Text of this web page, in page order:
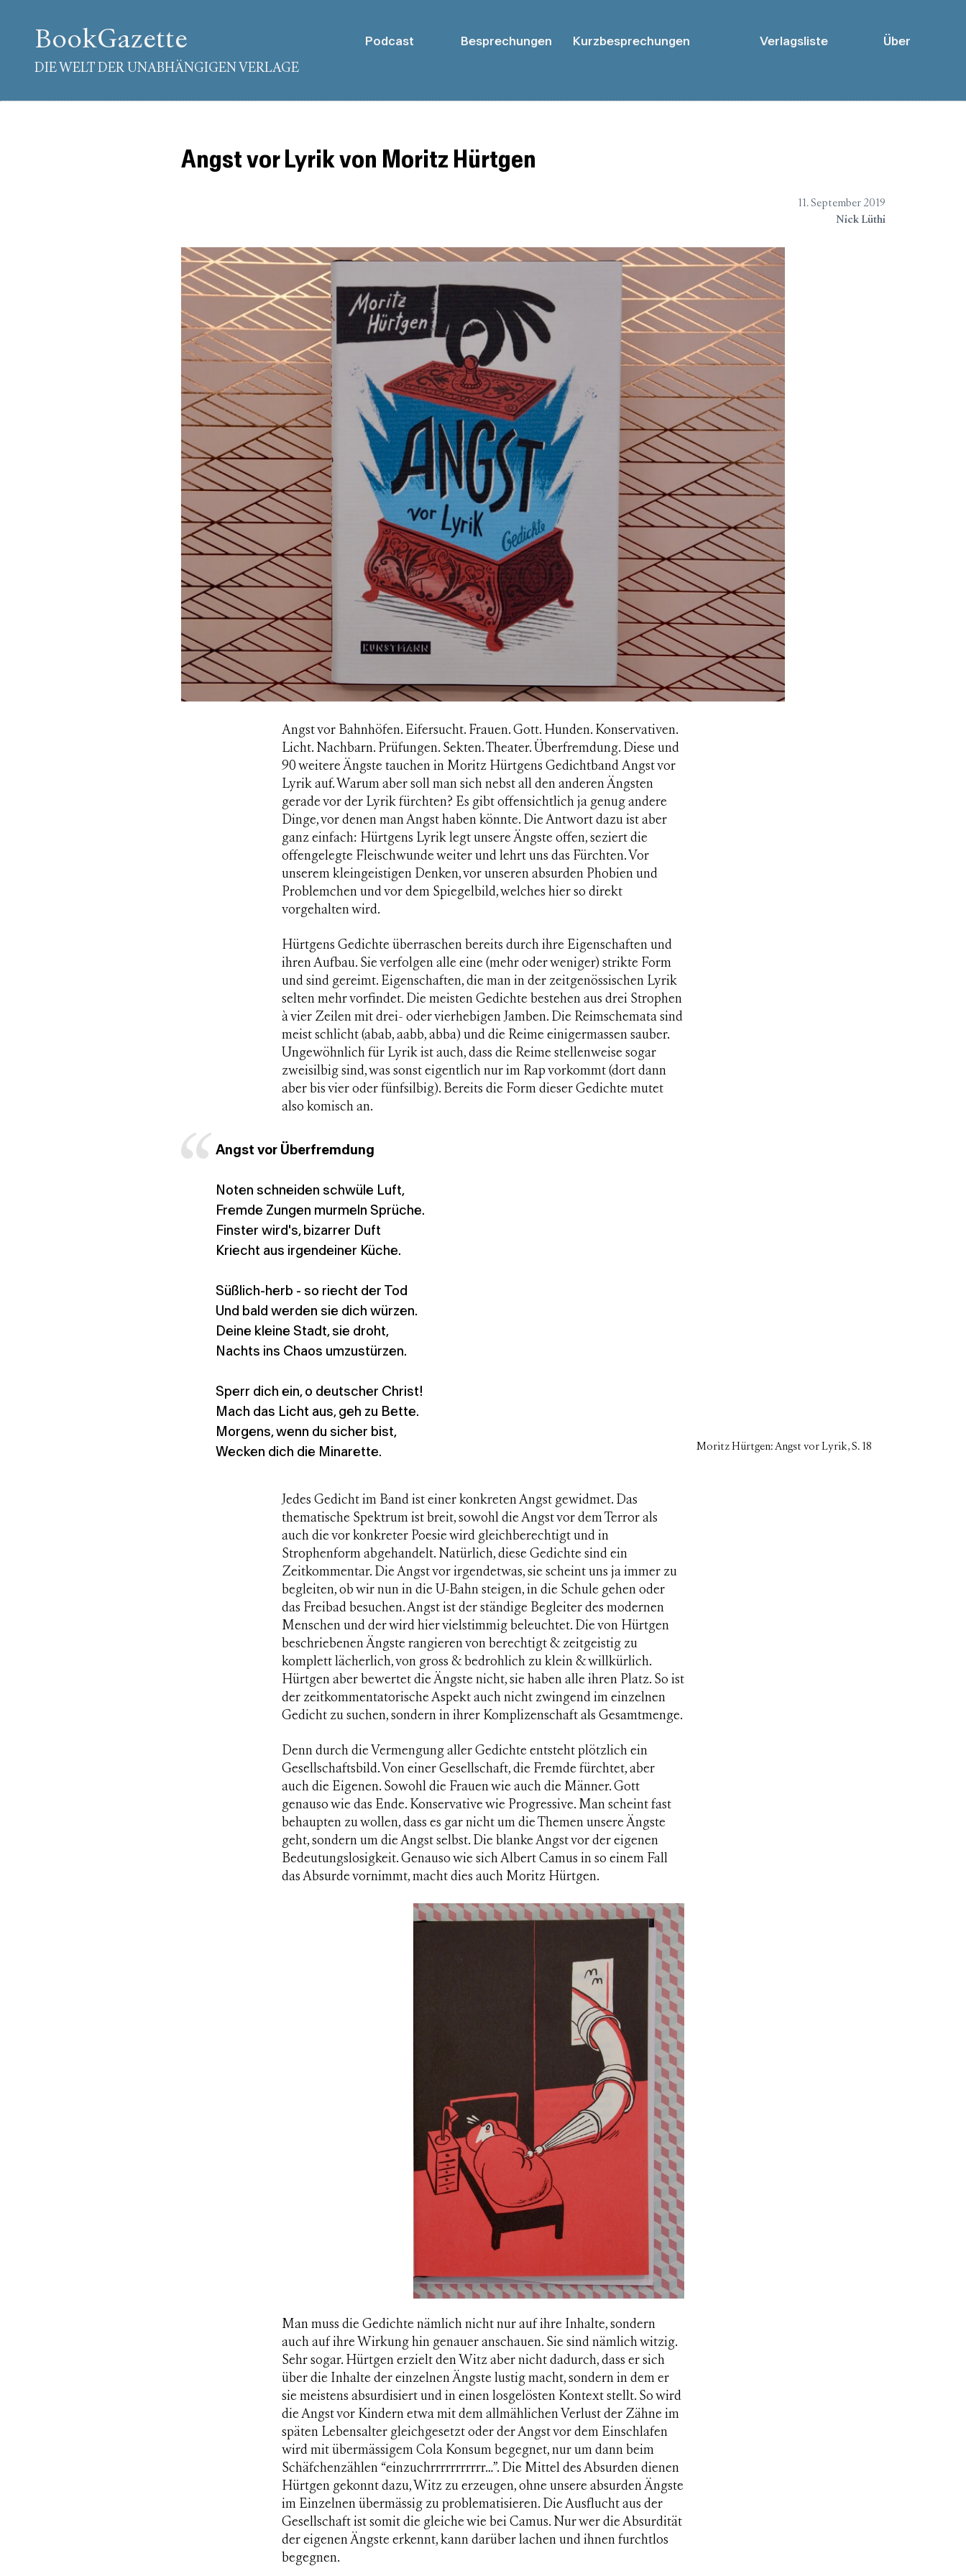
Podcast Besprechungen Verlagsliste
Kurzbesprechungen Über
BookGazette
DIE WELT DER UNABHÄNGIGEN VERLAGE
Angst vor Lyrik von Moritz Hürtgen
11. September 2019
Nick Lüthi
Angst vor Bahnhöfen. Eifersucht. Frauen. Gott. Hunden. Konservativen.
Licht. Nachbarn. Prüfungen. Sekten. Theater. Überfremdung. Diese und
90 weitere Ängste tauchen in Moritz Hürtgens Gedichtband Angst vor
Lyrik auf. Warum aber soll man sich nebst all den anderen Ängsten
gerade vor der Lyrik fürchten? Es gibt offensichtlich ja genug andere
Dinge, vor denen man Angst haben könnte. Die Antwort dazu ist aber
ganz einfach: Hürtgens Lyrik legt unsere Ängste offen, seziert die
offengelegte Fleischwunde weiter und lehrt uns das Fürchten. Vor
unserem kleingeistigen Denken, vor unseren absurden Phobien und
Problemchen und vor dem Spiegelbild, welches hier so direkt
vorgehalten wird.
Hürtgens Gedichte überraschen bereits durch ihre Eigenschaften und
ihren Aufbau. Sie verfolgen alle eine (mehr oder weniger) strikte Form
und sind gereimt. Eigenschaften, die man in der zeitgenössischen Lyrik
selten mehr vorfindet. Die meisten Gedichte bestehen aus drei Strophen
à vier Zeilen mit drei- oder vierhebigen Jamben. Die Reimschemata sind
meist schlicht (abab, aabb, abba) und die Reime einigermassen sauber.
Ungewöhnlich für Lyrik ist auch, dass die Reime stellenweise sogar
zweisilbig sind, was sonst eigentlich nur im Rap vorkommt (dort dann
aber bis vier oder fünfsilbig). Bereits die Form dieser Gedichte mutet
also komisch an.
Angst vor Überfremdung
Noten schneiden schwüle Luft,
Fremde Zungen murmeln Sprüche.
Finster wird's, bizarrer Duft
Kriecht aus irgendeiner Küche.
Süßlich-herb - so riecht der Tod
Und bald werden sie dich würzen.
Deine kleine Stadt, sie droht,
Nachts ins Chaos umzustürzen.
Sperr dich ein, o deutscher Christ!
Mach das Licht aus, geh zu Bette.
Morgens, wenn du sicher bist,
Wecken dich die Minarette.
Moritz Hürtgen: Angst vor Lyrik, S. 18
Jedes Gedicht im Band ist einer konkreten Angst gewidmet. Das
thematische Spektrum ist breit, sowohl die Angst vor dem Terror als
auch die vor konkreter Poesie wird gleichberechtigt und in
Strophenform abgehandelt. Natürlich, diese Gedichte sind ein
Zeitkommentar. Die Angst vor irgendetwas, sie scheint uns ja immer zu
begleiten, ob wir nun in die U-Bahn steigen, in die Schule gehen oder
das Freibad besuchen. Angst ist der ständige Begleiter des modernen
Menschen und der wird hier vielstimmig beleuchtet. Die von Hürtgen
beschriebenen Ängste rangieren von berechtigt & zeitgeistig zu
komplett lächerlich, von gross & bedrohlich zu klein & willkürlich.
Hürtgen aber bewertet die Ängste nicht, sie haben alle ihren Platz. So ist
der zeitkommentatorische Aspekt auch nicht zwingend im einzelnen
Gedicht zu suchen, sondern in ihrer Komplizenschaft als Gesamtmenge.
Denn durch die Vermengung aller Gedichte entsteht plötzlich ein
Gesellschaftsbild. Von einer Gesellschaft, die Fremde fürchtet, aber
auch die Eigenen. Sowohl die Frauen wie auch die Männer. Gott
genauso wie das Ende. Konservative wie Progressive. Man scheint fast
behaupten zu wollen, dass es gar nicht um die Themen unsere Ängste
geht, sondern um die Angst selbst. Die blanke Angst vor der eigenen
Bedeutungslosigkeit. Genauso wie sich Albert Camus in so einem Fall
das Absurde vornimmt, macht dies auch Moritz Hürtgen.
Man muss die Gedichte nämlich nicht nur auf ihre Inhalte, sondern
auch auf ihre Wirkung hin genauer anschauen. Sie sind nämlich witzig.
Sehr sogar. Hürtgen erzielt den Witz aber nicht dadurch, dass er sich
über die Inhalte der einzelnen Ängste lustig macht, sondern in dem er
sie meistens absurdisiert und in einen losgelösten Kontext stellt. So wird
die Angst vor Kindern etwa mit dem allmählichen Verlust der Zähne im
späten Lebensalter gleichgesetzt oder der Angst vor dem Einschlafen
wird mit übermässigem Cola Konsum begegnet, nur um dann beim
Schäfchenzählen “einzuchrrrrrrrrrrr…”. Die Mittel des Absurden dienen
Hürtgen gekonnt dazu, Witz zu erzeugen, ohne unsere absurden Ängste
im Einzelnen übermässig zu problematisieren. Die Ausflucht aus der
Gesellschaft ist somit die gleiche wie bei Camus. Nur wer die Absurdität
der eigenen Ängste erkennt, kann darüber lachen und ihnen furchtlos
begegnen.